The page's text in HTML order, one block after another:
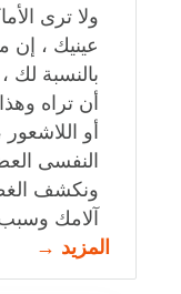
ولا ترى
عينيك ، إن
بالنسبة لك
أن تراه
أو
النفسى
ونكشف
آلامك
المزيد →